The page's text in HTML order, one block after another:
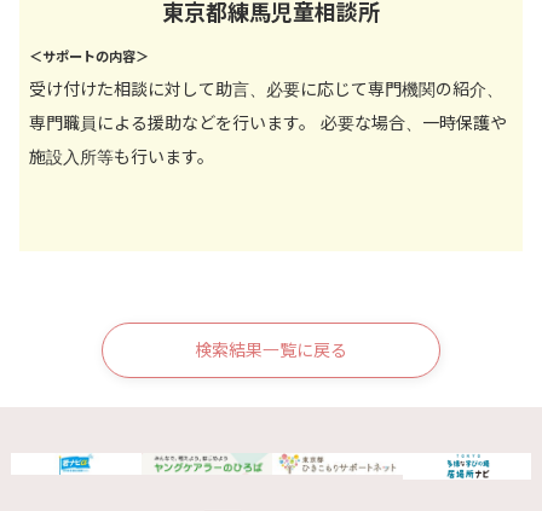
東京都練馬児童相談所
＜サポートの内容＞
受け付けた相談に対して助言、必要に応じて専門機関の紹介、
専門職員による援助などを行います。 必要な場合、一時保護や
施設入所等も行います。
検索結果一覧に戻る